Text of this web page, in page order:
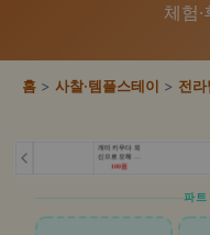
체험
홈 > 사찰·템플스테이 > 전라
파